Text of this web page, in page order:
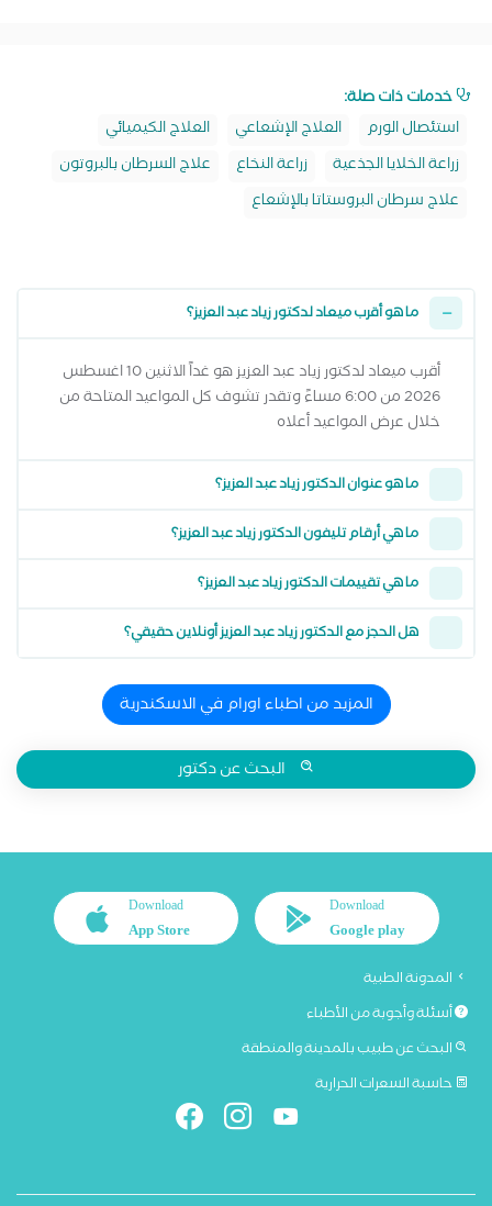
خدمات ذات صلة:
استئصال الورم
العلاج الإشعاعي
العلاج الكيميائي
زراعة الخلايا الجذعية
زراعة النخاع
علاج السرطان بالبروتون
علاج سرطان البروستاتا بالإشعاع
ما هو أقرب ميعاد لدكتور زياد عبد العزيز؟
أقرب ميعاد لدكتور زياد عبد العزيز هو غداً الاثنين 10 اغسطس
2026 من 6:00 مساءً وتقدر تشوف كل المواعيد المتاحة من
خلال عرض المواعيد أعلاه
ما هو عنوان الدكتور زياد عبد العزيز؟
ما هي أرقام تليفون الدكتور زياد عبد العزيز؟
ما هي تقييمات الدكتور زياد عبد العزيز؟
هل الحجز مع الدكتور زياد عبد العزيز أونلاين حقيقي؟
المزيد من اطباء اورام في الاسكندرية
البحث عن دكتور
Download
Google play
Download
App Store
المدونة الطبية
أسئلة وأجوبة من الأطباء
البحث عن طبيب بالمدينة والمنطقة
حاسبة السعرات الحرارية